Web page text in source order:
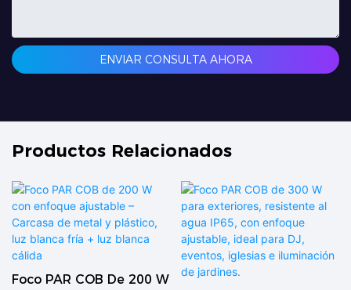
ENVIAR CONSULTA AHORA
Productos Relacionados
Foco PAR COB De 200 W